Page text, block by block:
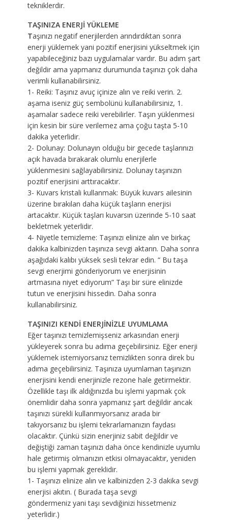
tekniklerdir.
TAŞINIZA ENERJİ YÜKLEME
Taşınızı negatif enerjilerden arındırdıktan sonra
enerji yüklemek yani pozitif enerjisini yükseltmek için
yapabileceğiniz bazı uygulamalar vardır. Bu adım şart
değildir ama yapmanız durumunda taşınızı çok daha
verimli kullanabilirsiniz.
1- Reiki: Taşınız avuç içinize alın ve reiki verin. 2.
aşama iseniz güç sembolünü kullanabilirsiniz, 1.
aşamalar sadece reiki verebilirler. Taşın yüklenmesi
için kesin bir süre verilemez ama çoğu taşta 5-10
dakika yeterlidir.
2- Dolunay: Dolunayın olduğu bir gecede taşlarınızı
açık havada bırakarak olumlu enerjilerle
yüklenmesini sağlayabilirsiniz. Dolunay taşınızın
pozitif enerjisini arttıracaktır.
3- Kuvars kristali kullanmak: Büyük kuvars ailesinin
üzerine bırakılan daha küçük taşların enerjisi
artacaktır. Küçük taşları kuvarsın üzerinde 5-10 saat
bekletmek yeterlidir.
4- Niyetle temizleme: Taşınızı elinize alın ve birkaç
dakika kalbinizden taşınıza sevgi aktarın. Daha sonra
aşağıdaki kalıbı yüksek sesli tekrar edin. “ Bu taşa
sevgi enerjimi gönderiyorum ve enerjisinin
artmasına niyet ediyorum” Taşı bir süre elinizde
tutun ve enerjisini hissedin. Daha sonra
kullanabilirsiniz.
TAŞINIZI KENDİ ENERJİNİZLE UYUMLAMA
Eğer taşınızı temizlemişseniz arkasından enerji
yükleyerek sonra bu adıma geçebilirsiniz. Eğer enerji
yüklemek istemiyorsanız temizlikten sonra direk bu
adıma geçebilirsiniz. Taşınıza uyumlaman taşınızın
enerjisini kendi enerjinizle rezone hale getirmektir.
Özellikle taşı ilk aldığınızda bu işlemi yapmak çok
önemlidir daha sonra yapmanız şart değildir ancak
taşınızı sürekli kullanmıyorsanız arada bir
takıyorsanız bu işlemi tekrarlamanızın faydası
olacaktır. Çünkü sizin enerjiniz sabit değildir ve
değiştiği zaman taşınızı daha önce kendinizle uyumlu
hale getirmiş olmanızın etkisi olmayacaktır, yeniden
bu işlemi yapmak gereklidir.
1- Taşınızı elinize alın ve kalbinizden 2-3 dakika sevgi
enerjisi akıtın. ( Burada taşa sevgi
göndermeniz yani taşı sevdiğinizi hissetmeniz
yeterlidir.)